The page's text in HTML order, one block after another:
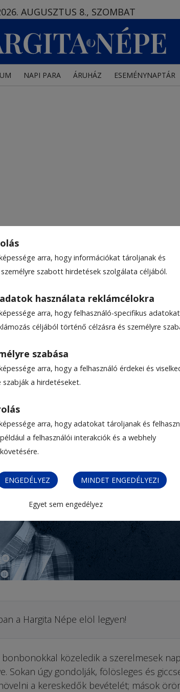
arra, hogy információkat tároljanak és
szabott hirdetések szolgálata céljából.
használata reklámcélokra
arra, hogy felhasználó-specifikus adatokat
céljából történő célzásra és személyre
szabása
arra, hogy a felhasználó érdekei és
szabják a hirdetéseket.
arra, hogy adatokat tároljanak és
a felhasználói interakciók és a webhely
ENGEDÉLYEZ MINDET ENGEDÉLYEZI
Egyet sem engedélyez
AUGUSZTUS 8., SZOMBAT
NAPI PARA ÁRUHÁZ ESEMÉNYNAPTÁR
a Hargita Népe elöl legyen!
közeledik a szerelmesek
Sokan úgy gondolják, fölösleges és
a kereskedők bevételét; mások